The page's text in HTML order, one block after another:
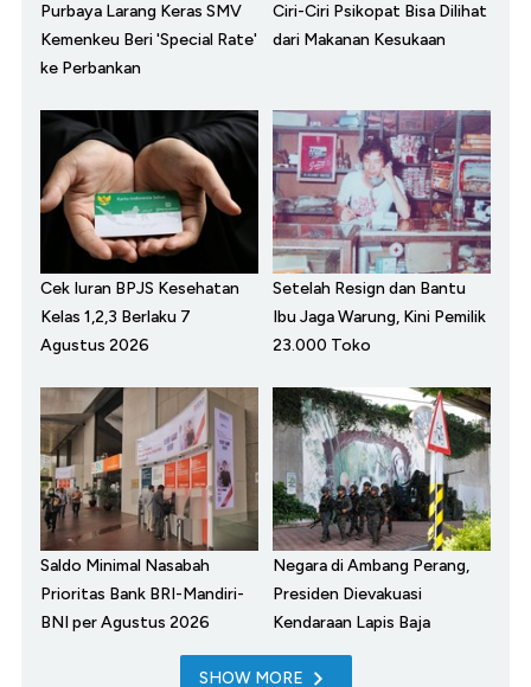
Purbaya Larang Keras SMV
Kemenkeu Beri 'Special Rate'
ke Perbankan
Ciri-Ciri Psikopat Bisa Dilihat
dari Makanan Kesukaan
Cek Iuran BPJS Kesehatan
Kelas 1,2,3 Berlaku 7
Agustus 2026
Setelah Resign dan Bantu
Ibu Jaga Warung, Kini Pemilik
23.000 Toko
Saldo Minimal Nasabah
Prioritas Bank BRI-Mandiri-
BNI per Agustus 2026
Negara di Ambang Perang,
Presiden Dievakuasi
Kendaraan Lapis Baja
SHOW MORE